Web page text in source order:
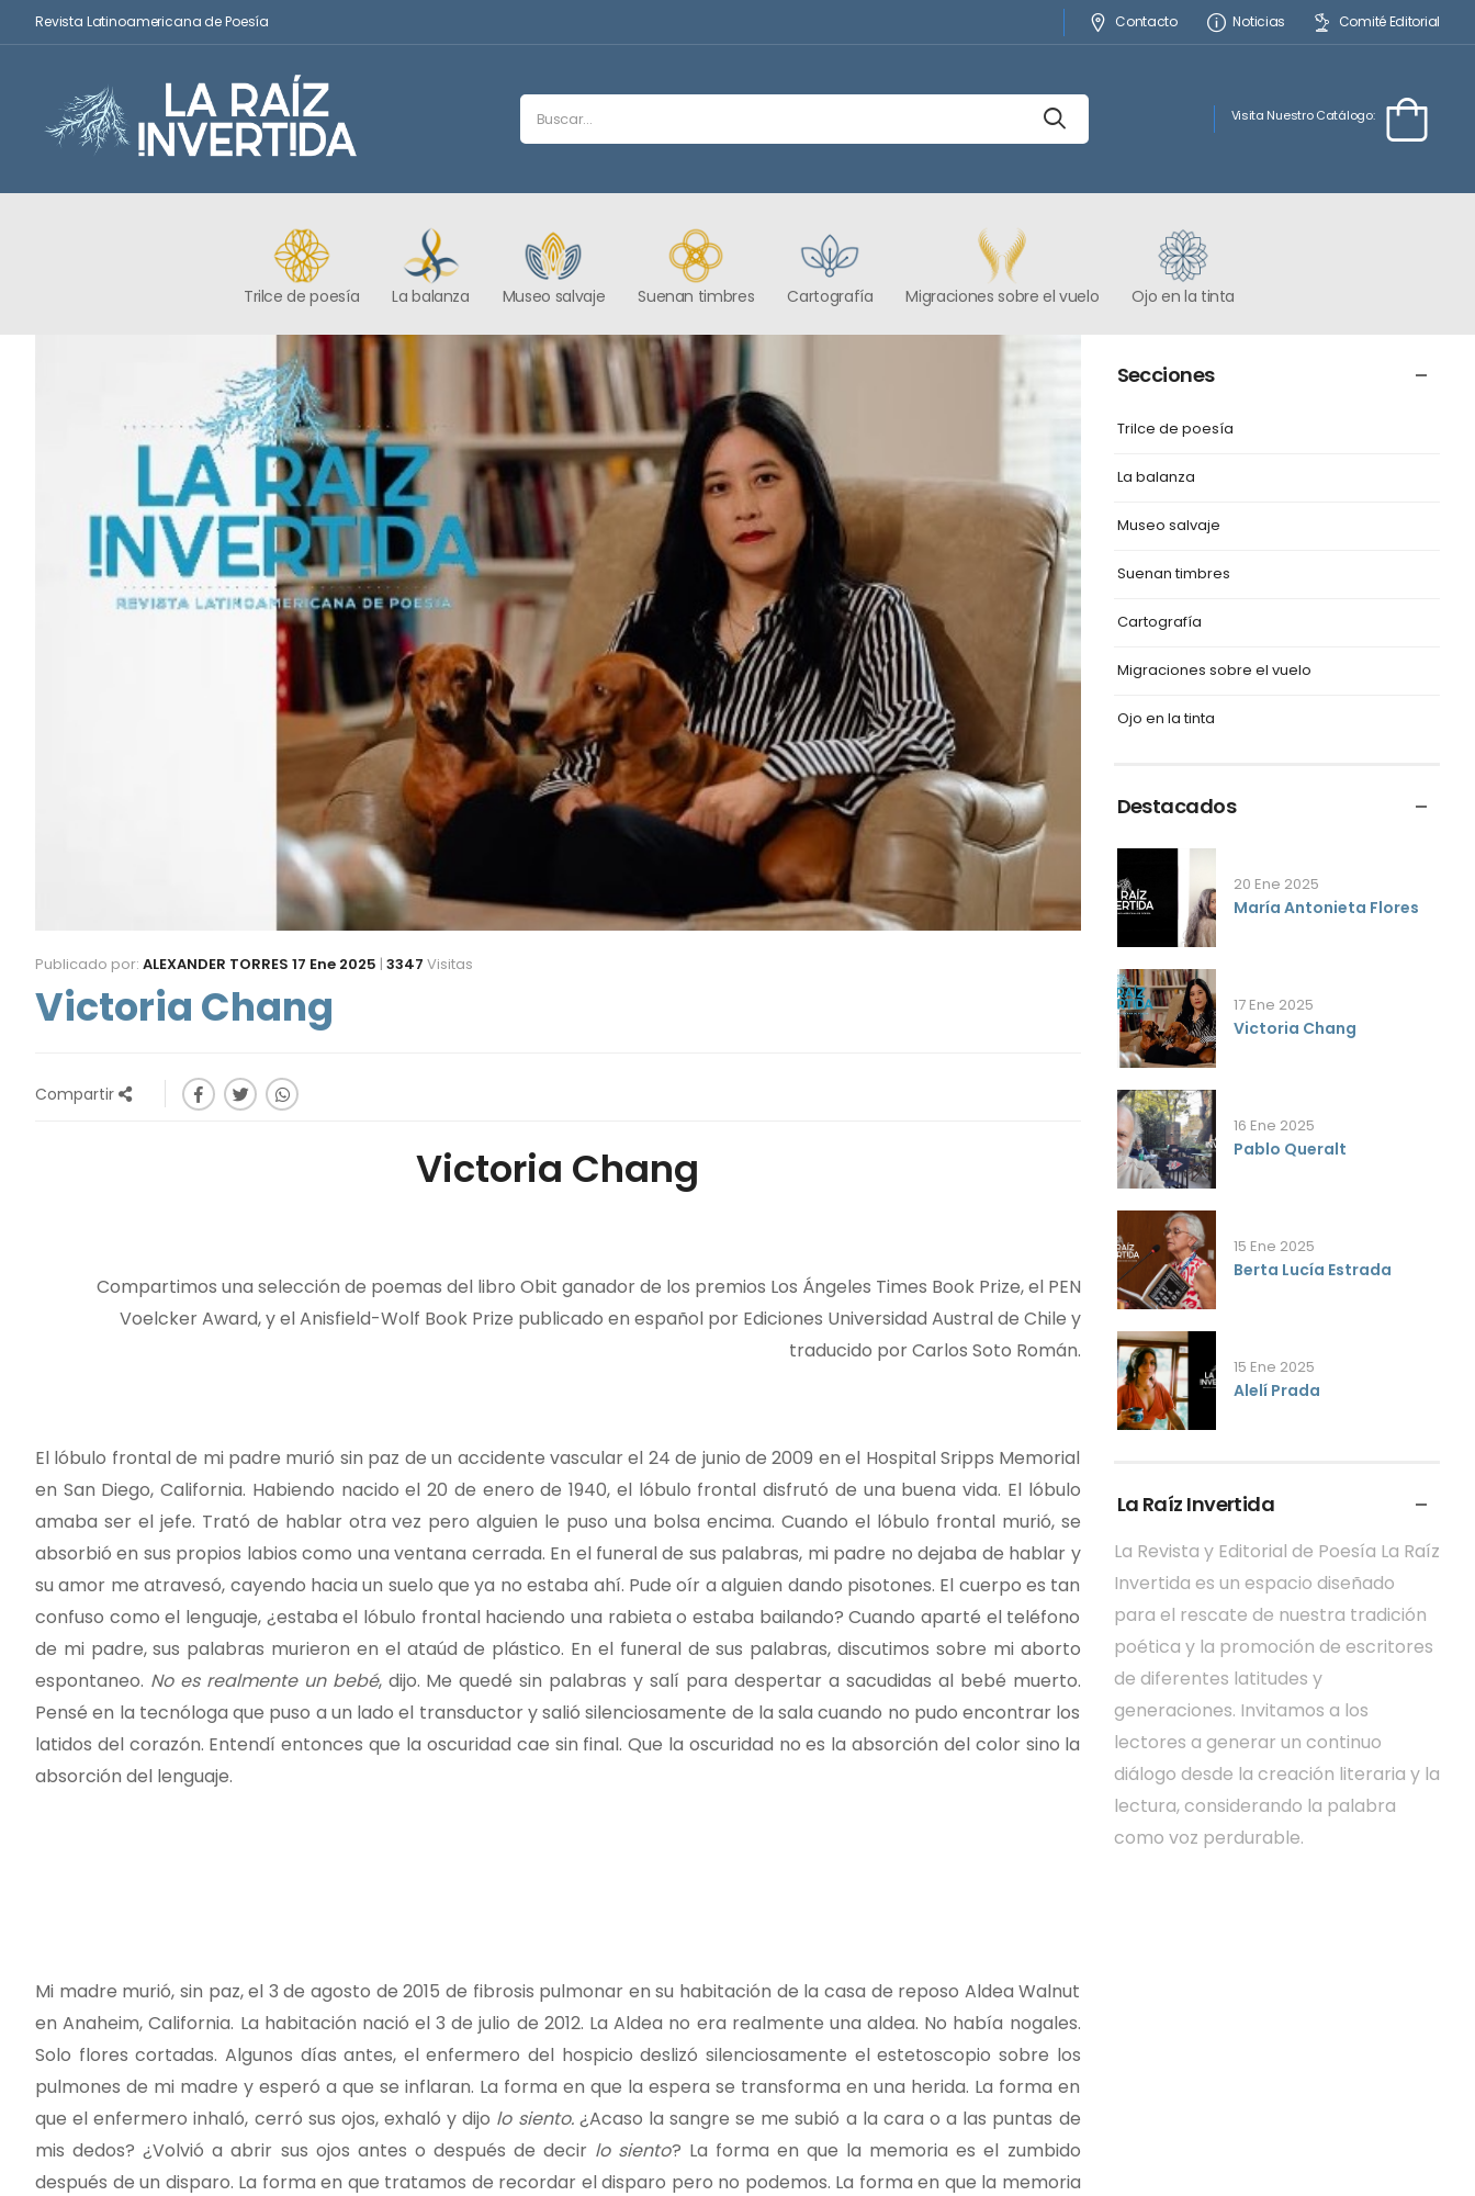
Revista Latinoamericana de Poesía Contacto Noticias Comité Editorial
Visita Nuestro Catálogo:
Trilce de poesía La balanza Museo salvaje Suenan timbres Cartografía Migraciones sobre el vuelo Ojo en la tinta
Publicado por: ALEXANDER TORRES 17 Ene 2025 | 3347 Visitas
Victoria Chang
Compartir
Victoria Chang
Compartimos una selección de poemas del libro Obit ganador de los premios Los Ángeles Times Book Prize, el PEN
Voelcker Award, y el Anisfield-Wolf Book Prize publicado en español por Ediciones Universidad Austral de Chile y
traducido por Carlos Soto Román.
El lóbulo frontal de mi padre murió sin paz de un accidente vascular el 24 de junio de 2009 en el Hospital Sripps Memorial
en San Diego, California. Habiendo nacido el 20 de enero de 1940, el lóbulo frontal disfrutó de una buena vida. El lóbulo
amaba ser el jefe. Trató de hablar otra vez pero alguien le puso una bolsa encima. Cuando el lóbulo frontal murió, se
absorbió en sus propios labios como una ventana cerrada. En el funeral de sus palabras, mi padre no dejaba de hablar y
su amor me atravesó, cayendo hacia un suelo que ya no estaba ahí. Pude oír a alguien dando pisotones. El cuerpo es tan
confuso como el lenguaje, ¿estaba el lóbulo frontal haciendo una rabieta o estaba bailando? Cuando aparté el teléfono
de mi padre, sus palabras murieron en el ataúd de plástico. En el funeral de sus palabras, discutimos sobre mi aborto
espontaneo. No es realmente un bebé, dijo. Me quedé sin palabras y salí para despertar a sacudidas al bebé muerto.
Pensé en la tecnóloga que puso a un lado el transductor y salió silenciosamente de la sala cuando no pudo encontrar los
latidos del corazón. Entendí entonces que la oscuridad cae sin final. Que la oscuridad no es la absorción del color sino la
absorción del lenguaje.
Mi madre murió, sin paz, el 3 de agosto de 2015 de fibrosis pulmonar en su habitación de la casa de reposo Aldea Walnut
en Anaheim, California. La habitación nació el 3 de julio de 2012. La Aldea no era realmente una aldea. No había nogales.
Solo flores cortadas. Algunos días antes, el enfermero del hospicio deslizó silenciosamente el estetoscopio sobre los
pulmones de mi madre y esperó a que se inflaran. La forma en que la espera se transforma en una herida. La forma en
que el enfermero inhaló, cerró sus ojos, exhaló y dijo lo siento. ¿Acaso la sangre se me subió a la cara o a las puntas de
mis dedos? ¿Volvió a abrir sus ojos antes o después de decir lo siento? La forma en que la memoria es el zumbido
después de un disparo. La forma en que tratamos de recordar el disparo pero no podemos. La forma en que la memoria
Secciones
Trilce de poesía
La balanza
Museo salvaje
Suenan timbres
Cartografía
Migraciones sobre el vuelo
Ojo en la tinta
Destacados
20 Ene 2025
María Antonieta Flores
17 Ene 2025
Victoria Chang
16 Ene 2025
Pablo Queralt
15 Ene 2025
Berta Lucía Estrada
15 Ene 2025
Alelí Prada
La Raíz Invertida
La Revista y Editorial de Poesía La Raíz
Invertida es un espacio diseñado
para el rescate de nuestra tradición
poética y la promoción de escritores
de diferentes latitudes y
generaciones. Invitamos a los
lectores a generar un continuo
diálogo desde la creación literaria y la
lectura, considerando la palabra
como voz perdurable.